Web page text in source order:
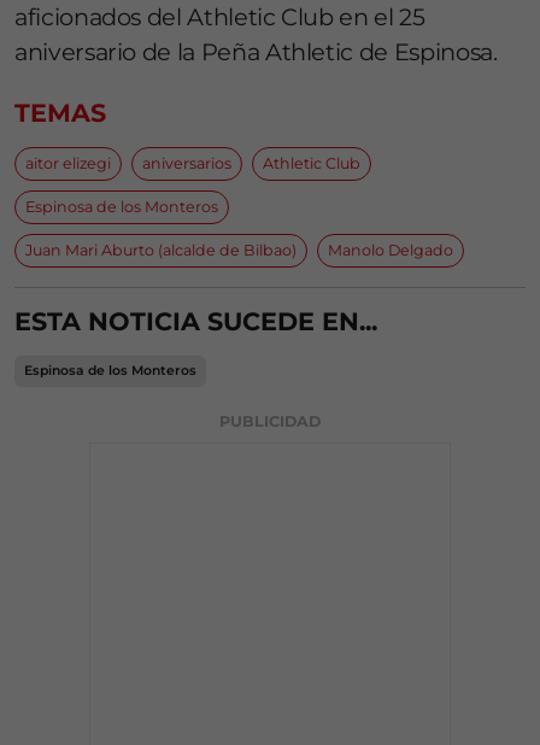
aficionados del Athletic Club en el 25
aniversario de la Peña Athletic de Espinosa.
TEMAS
aitor elizegi aniversarios Athletic Club
Espinosa de los Monteros
Juan Mari Aburto (alcalde de Bilbao) Manolo Delgado
ESTA NOTICIA SUCEDE EN...
Espinosa de los Monteros
PUBLICIDAD